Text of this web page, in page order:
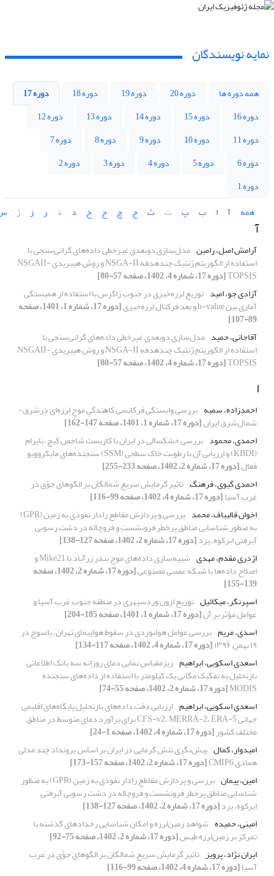
نمایه نویسندگان
همه دوره ها دوره 20 دوره 19 دوره 18
دوره 17
دوره 16
دوره 15 دوره 14 دوره 13
دوره 12
دوره 11
دوره 10 دوره 9 دوره 8
دوره 7
دوره 6
دوره 5 دوره 4 دوره 3
دوره 2
دوره 1
همه
آ ا ب پ ت ث ج چ ح خ د ذ ر ز ژ
آ
آرامش اصل، رامین مدل‌سازی دوبعدی غیرخطی داده‌های گرانی‌سنجی با
استفاده از الگوریتم ژنتیک چند‌هدفه NSGA-II و روش هیبریدی NSGAII-
TOPSIS[دوره 17، شماره 4، 1402، صفحه 57-80]
آزادی جو، امید توزیع لرزه‌خیزی در جنوب زاگرس با استفاده از همبستگی
آماری بین b-value و بعد فرکتال لرزه‌خیزی [دوره 17، شماره 1، 1401، صفحه
89-107]
آقاجانی، حمید مدل‌سازی دوبعدی غیرخطی داده‌های گرانی‌سنجی با
استفاده از الگوریتم ژنتیک چند‌هدفه NSGA-II و روش هیبریدی NSGAII-
TOPSIS[دوره 17، شماره 4، 1402، صفحه 57-80]
ا
احمدزاده، سمیه بررسی وابستگی فرکانسی ﻛﺎﻫﻨﺪﮔﻲ موج لرزه‌ای درشرق-
شمال‌شرق ایران[دوره 17، شماره 1، 1401، صفحه 147-162]
احمدی، محمود بررسی خشکسالی در ایران با کاربست شاخص کیچ – بایرام
(KBDI) و ارزیابی آن با رطوبت خاک سطحی (SSM) سنجنده‌های مایکروویو
فعال[دوره 17، شماره 2، 1402، صفحه 233-255]
احمدی گیوی، فرهنگ تاثیر گرمایش سریع شمالگان بر الگوهای جوّی در
غرب آسیا[دوره 17، شماره 4، 1402، صفحه 99-116]
اخوان قالیباف، محمد
بررسی و پردازش مقاطع رادار نفوذی به زمین (GPR)
به منظور شناسایی مناطق پرخطر فرونشست و فروچاله در دشت رسوبی
آبرفتی ابرکوه، یزد[دوره 17، شماره 2، 1402، صفحه 127-138]
اژدری مقدم، مهدی
شبیه‌سازی‌ داده‌های موج بندر زرآباد با Mike21 و
اصلاح داده‌ها با شبکه عصبی مصنوعی [دوره 17، شماره 2، 1402، صفحه
139-155]
اسپرنگر، میکائیل توزیع ازون وردسپهری در منطقه جنوب غرب آسیا و
عوامل مؤثر بر آن[دوره 17، شماره 1، 1401، صفحه 185-204]
اسدی، مریم بررسی عوامل هوانوردی در سقوط هواپیمای تهران – یاسوج در
۱۹ بهمن ۱۳۹۶
[دوره 17، شماره 4، 1402، صفحه 117-134]
اسعدی اسکویی، ابراهیم ریزمقیاس نمایی دمای روزانه سه بانک اطلاعاتی
بازتحلیل به تفکیک مکانی یک کیلومتر با استفاده از داده‌های سنجنده
MODIS[دوره 17، شماره 2، 1402، صفحه 55-74]
اسعدی اسکویی، ابراهیم ارزیابی دقت داده‌های بازتحلیل پایگاه‌های اقلیمی
جهانی CFS-v2، MERRA-2، ERA-5 برای برآورد دمای متوسط در مناطق
مختلف کشور[دوره 17، شماره 4، 1402، صفحه 1-24]
امیدوار، کمال پیش‌نگری تنش گرمایی در ایران بر اساس برونداد چند مدلی
همادی CMIP6
[دوره 17، شماره 2، 1402، صفحه 157-173]
امین، پیمان
بررسی و پردازش مقاطع رادار نفوذی به زمین (GPR) به منظور
شناسایی مناطق پرخطر فرونشست و فروچاله در دشت رسوبی آبرفتی
ابرکوه، یزد[دوره 17، شماره 2، 1402، صفحه 127-138]
امینی، حمیده شواهد زمین‌لرزه و امکان شناسایی رخدادهای گذشته با
تمرکز بر زمین‌لرزه طبس[دوره 17، شماره 2، 1402، صفحه 75-92]
ایران نژاد، پرویز تاثیر گرمایش سریع شمالگان بر الگوهای جوّی در غرب
آسیا[دوره 17، شماره 4، 1402، صفحه 99-116]